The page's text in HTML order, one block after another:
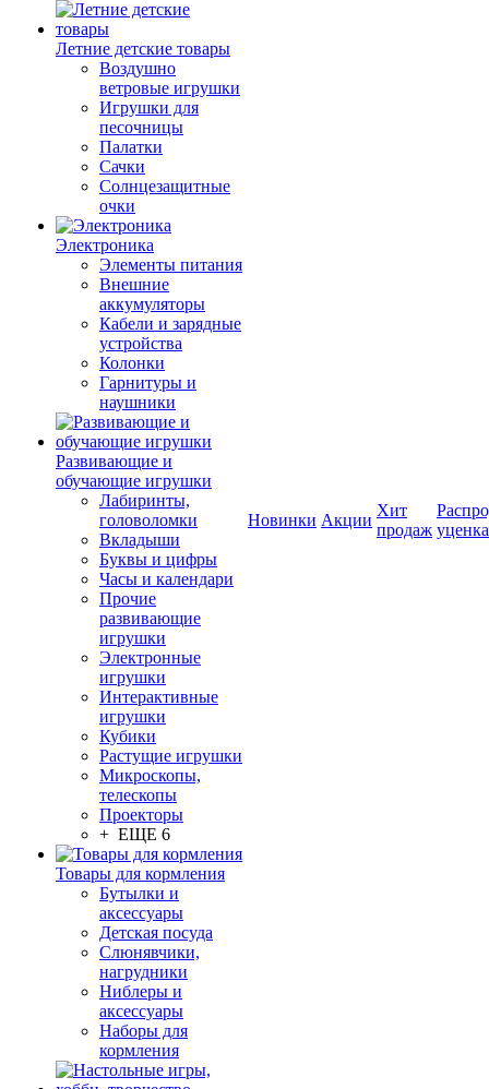
Летние детские товары
Воздушно
ветровые игрушки
Игрушки для
песочницы
Палатки
Сачки
Солнцезащитные
очки
Электроника
Элементы питания
Внешние
аккумуляторы
Кабели и зарядные
устройства
Колонки
Гарнитуры и
наушники
Развивающие и
обучающие игрушки
Лабиринты,
головоломки
Вкладыши
Буквы и цифры
Часы и календари
Прочие
развивающие
игрушки
Электронные
игрушки
Интерактивные
игрушки
Кубики
Растущие игрушки
Микроскопы,
телескопы
Проекторы
+ ЕЩЕ 6
Товары для кормления
Бутылки и
аксессуары
Детская посуда
Слюнявчики,
нагрудники
Ниблеры и
аксессуары
Наборы для
кормления
Новинки Акции
Хит
продаж уценка